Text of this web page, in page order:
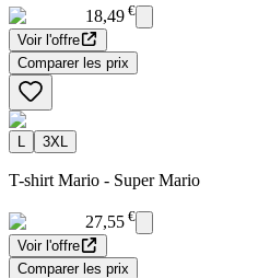
18,49 €
Voir l'offre
Comparer les prix
L 3XL
T-shirt Mario - Super Mario
27,55 €
Voir l'offre
Comparer les prix